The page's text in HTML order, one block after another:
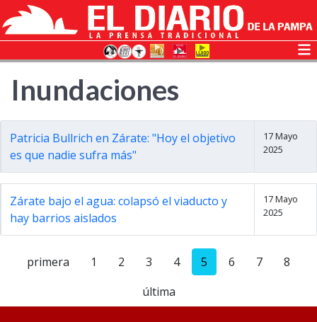
Inundaciones
Patricia Bullrich en Zárate: "Hoy el objetivo
es que nadie sufra más"
17 Mayo
2025
Zárate bajo el agua: colapsó el viaducto y
hay barrios aislados
17 Mayo
2025
primera 1 2 3 4 5 6 7
8
última